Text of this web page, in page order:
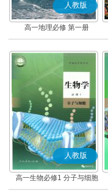
人教版
高一地理必修 第一册
人教版
高一生物必修1 分子与细胞